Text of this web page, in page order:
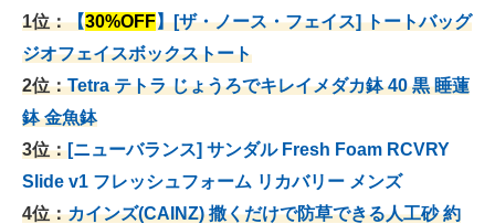
1位：【30%OFF】[ザ・ノース・フェイス] トートバッグ
ジオフェイスボックストート
2位：Tetra テトラ じょうろでキレイメダカ鉢 40 黒 睡蓮
鉢 金魚鉢
3位：[ニューバランス] サンダル Fresh Foam RCVRY
Slide v1 フレッシュフォーム リカバリー メンズ
4位：カインズ(CAINZ) 撒くだけで防草できる人工砂 約